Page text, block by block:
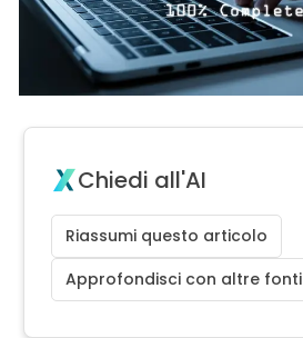
Chiedi all'AI
Riassumi questo articolo
Approfondisci con altre fonti